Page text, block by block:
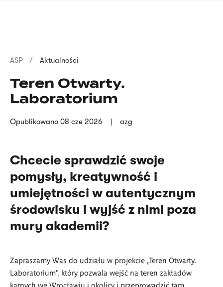
Ścieżka
nawigacyjna
ASP Aktualności
Teren Otwarty.
Laboratorium
Opublikowano 08 cze 2026 azg
Chcecie sprawdzić swoje
pomysły, kreatywność i
umiejętności w autentycznym
środowisku i wyjść z nimi poza
mury akademii?
Zapraszamy Was do udziału w projekcie „Teren Otwarty.
Laboratorium”, który pozwala wejść na teren zakładów
karnych we Wrocławiu i okolicy i przeprowadzić tam